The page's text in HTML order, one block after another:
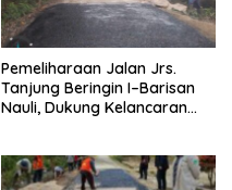
Pemeliharaan Jalan Jrs.
Tanjung Beringin I–Barisan
Nauli, Dukung Kelancaran